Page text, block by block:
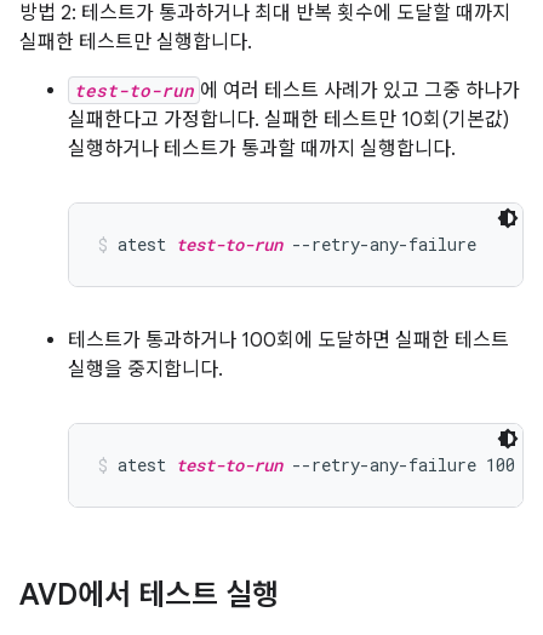
방법 2: 테스트가 통과하거나 최대 반복 횟수에 도달할 때까지
실패한 테스트만 실행합니다.
test-to-run 에 여러 테스트 사례가 있고 그중 하나가
실패한다고 가정합니다. 실패한 테스트만 10회(기본값)
실행하거나 테스트가 통과할 때까지 실행합니다.
atest test-to-run --retry-any-failure
테스트가 통과하거나 100회에 도달하면 실패한 테스트
실행을 중지합니다.
atest test-to-run --retry-any-failure 100
AVD에서 테스트 실행